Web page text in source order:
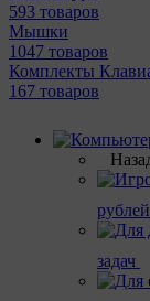
593 товаров
Мышки
1047 товаров
Комплекты
167 товаров
рублей
задач